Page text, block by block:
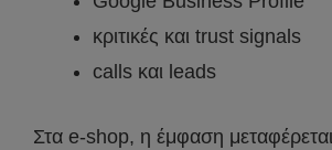
κριτικές και trust signals
calls και leads
Στα e-shop, η έμφαση